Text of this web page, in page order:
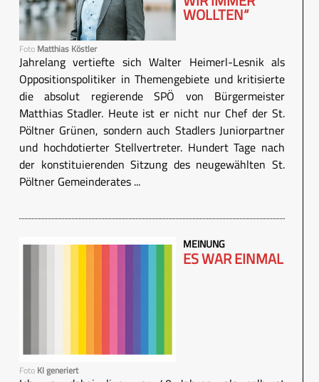
Foto Matthias Köstler
WOLLTEN“
Jahrelang vertiefte sich Walter Heimerl-Lesnik als
Oppositionspolitiker in Themengebiete und kritisierte
die absolut regierende SPÖ von Bürgermeister
Matthias Stadler. Heute ist er nicht nur Chef der St.
Pöltner Grünen, sondern auch Stadlers Juniorpartner
und hochdotierter Stellvertreter. Hundert Tage nach
der konstituierenden Sitzung des neugewählten St.
Pöltner Gemeinderates ...
Foto KI generiert
MEINUNG
ES WAR EINMAL